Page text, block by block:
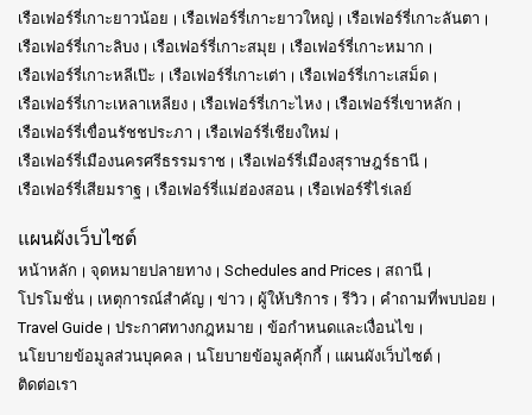
เรือเฟอร์รี่เกาะยาวน้อย
เรือเฟอร์รี่เกาะยาวใหญ่
เรือเฟอร์รี่เกาะลันตา
เรือเฟอร์รี่เกาะลิบง
เรือเฟอร์รี่เกาะสมุย
เรือเฟอร์รี่เกาะหมาก
เรือเฟอร์รี่เกาะหลีเป๊ะ
เรือเฟอร์รี่เกาะเต่า
เรือเฟอร์รี่เกาะเสม็ด
เรือเฟอร์รี่เกาะเหลาเหลียง
เรือเฟอร์รี่เกาะไหง
เรือเฟอร์รี่เขาหลัก
เรือเฟอร์รี่เขื่อนรัชชประภา
เรือเฟอร์รี่เชียงใหม่
เรือเฟอร์รี่เมืองนครศรีธรรมราช
เรือเฟอร์รี่เมืองสุราษฎร์ธานี
เรือเฟอร์รี่เสียมราฐ
เรือเฟอร์รี่แม่ฮ่องสอน เรือเฟอร์รี่ไร่เลย์
แผนผังเว็บไซต์
หน้าหลัก จุดหมายปลายทาง Schedules and Prices
สถานี
โปรโมชั่น
เหตุการณ์สำคัญ ข่าว ผู้ให้บริการ รีวิว
คำถามที่พบบ่อย
Travel Guide
ประกาศทางกฎหมาย
ข้อกำหนดและเงื่อนไข
นโยบายข้อมูลส่วนบุคคล
นโยบายข้อมูลคุ้กกี้
แผนผังเว็บไซต์
ติดต่อเรา